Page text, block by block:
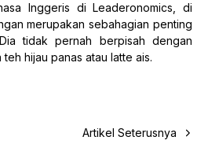
Inggeris di Leaderonomics, di
merupakan sebahagian penting
tidak pernah berpisah dengan
hijau panas atau latte ais.
Artikel Seterusnya